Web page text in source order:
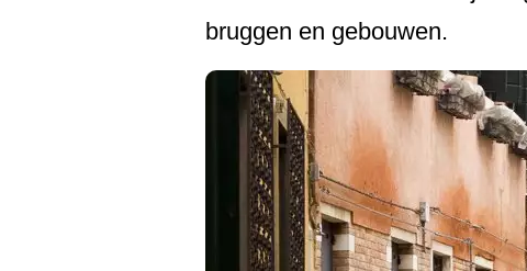
bruggen en gebouwen.